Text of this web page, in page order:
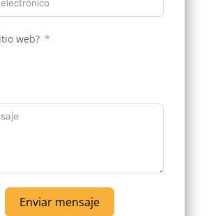
web?
Enviar mensaje